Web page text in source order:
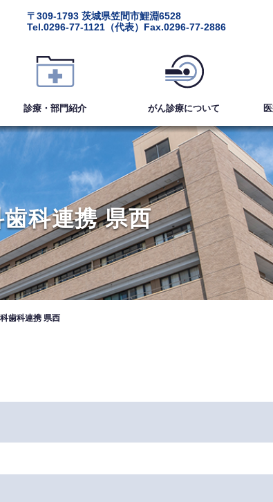
〒309-1793 茨城県笠間市鯉淵6528
Tel.0296-77-1121（代表） Fax.0296-77-2886
診療・部門紹介 がん診療について
科連携 県西
歯科連携 県西